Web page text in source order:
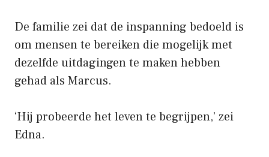
De familie zei dat de inspanning bedoeld is
om mensen te bereiken die mogelijk met
dezelfde uitdagingen te maken hebben
gehad als Marcus.
‘Hij probeerde het leven te begrijpen,’ zei
Edna.